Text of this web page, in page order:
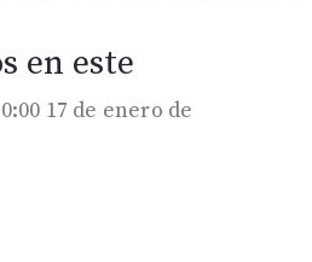
en este
17 de enero de